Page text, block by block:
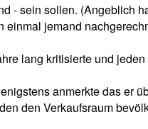
- sein sollen. (Angeblich
jemand
lang kritisierte und jeden
anmerkte das er
den Verkaufsraum